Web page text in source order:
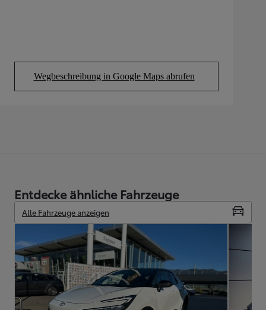
Wegbeschreibung in Google Maps abrufen
(Opens in new tab)
Entdecke ähnliche Fahrzeuge
Alle Fahrzeuge anzeigen